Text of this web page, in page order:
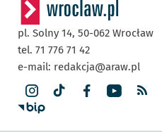
pl. Solny 14, 50-062 Wrocław
tel. 71 776 71 42
e-mail: redakcja@araw.pl